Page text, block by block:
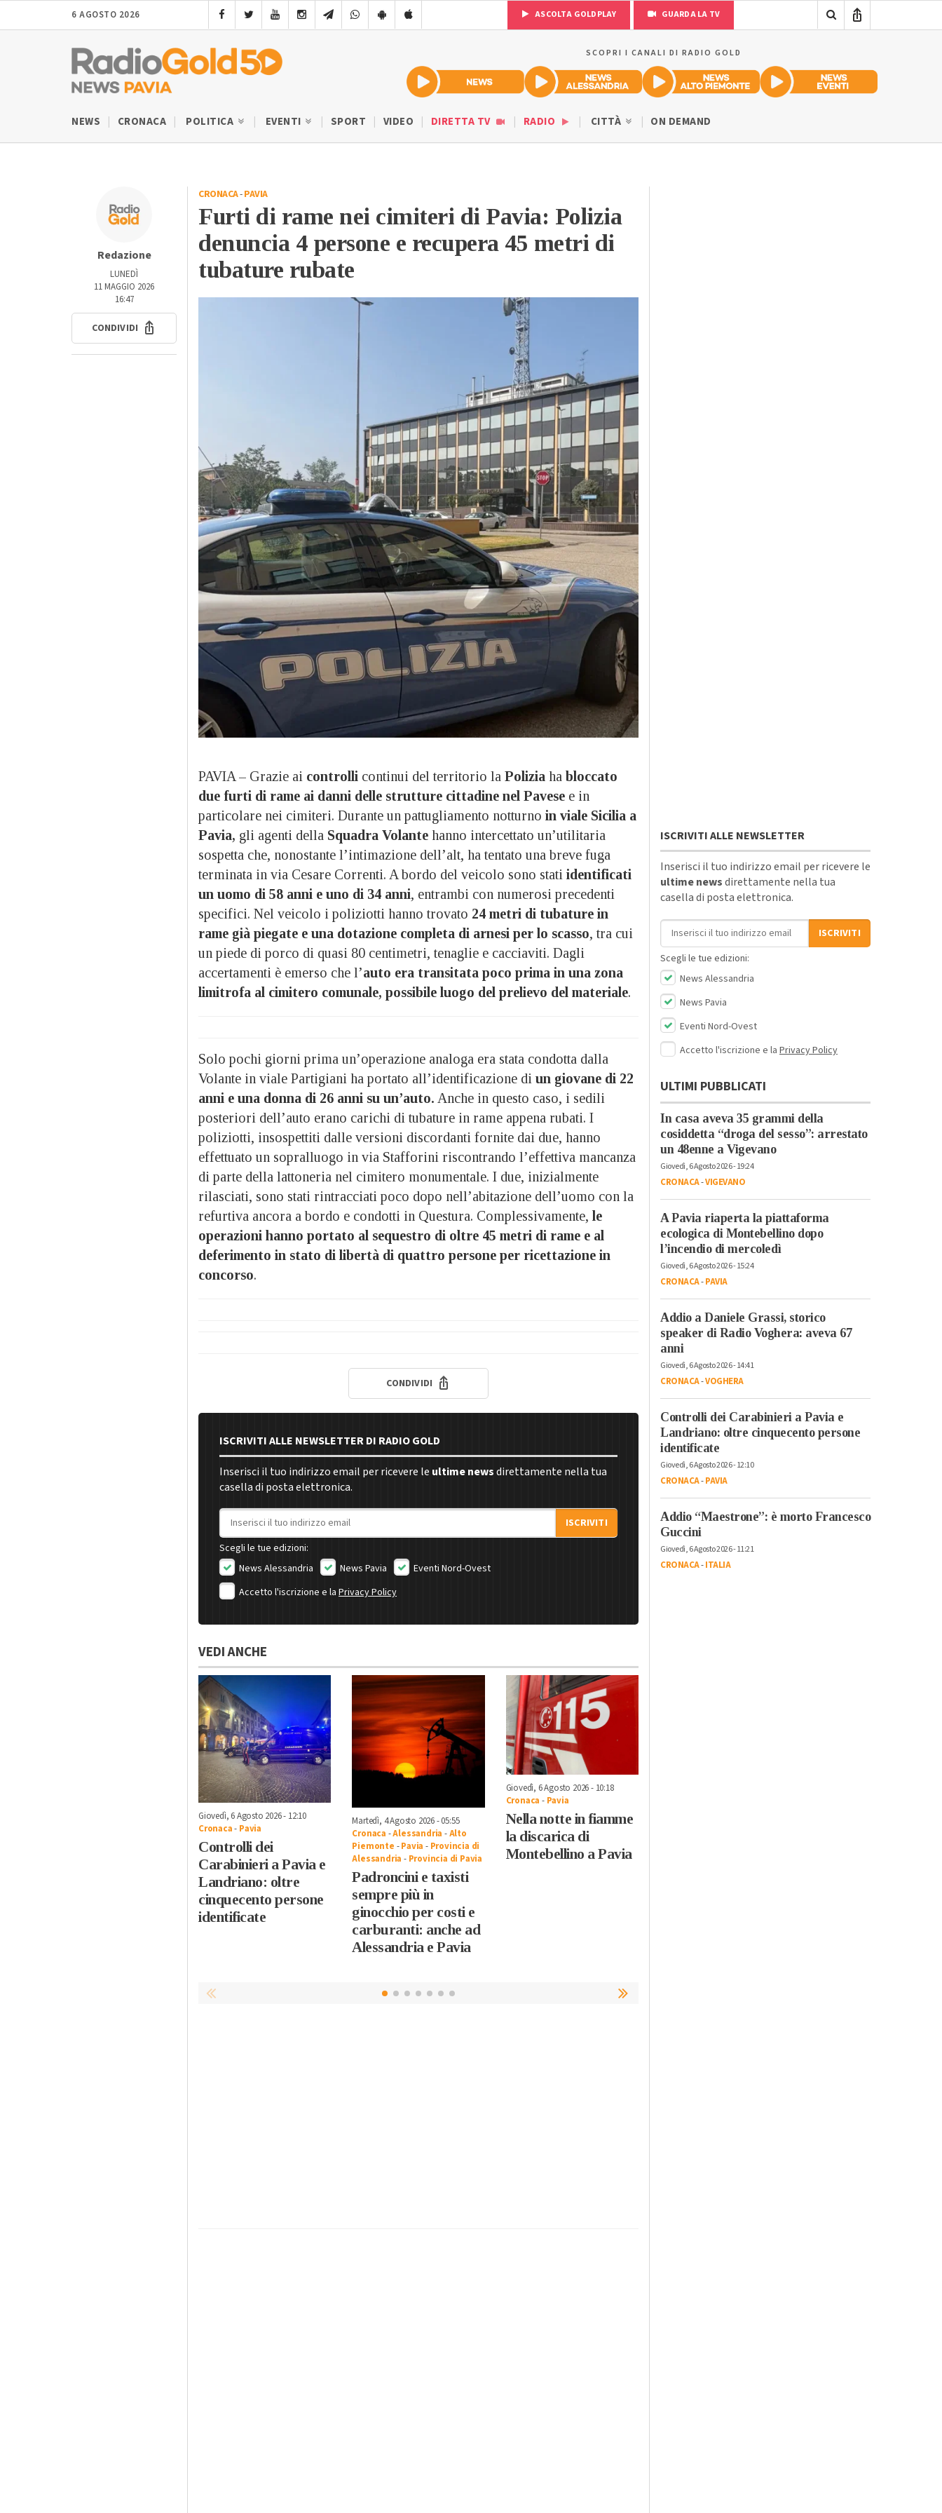
6 AGOSTO 2026 ASCOLTA GOLDPLAY GUARDA LA TV
SCOPRI I CANALI DI RADIO GOLD
NEWS CRONACA POLITICA EVENTI SPORT VIDEO DIRETTA TV RADIO CITTÀ ON DEMAND
Redazione
LUNEDÌ
11 MAGGIO 2026
16:47
CONDIVIDI
CRONACA-PAVIA
Furti di rame nei cimiteri di Pavia: Polizia
denuncia 4 persone e recupera 45 metri di
tubature rubate
PAVIA – Grazie ai controlli continui del territorio la Polizia ha bloccato
due furti di rame ai danni delle strutture cittadine nel Pavese e in
particolare nei cimiteri. Durante un pattugliamento notturno in viale Sicilia a
Pavia, gli agenti della Squadra Volante hanno intercettato un’utilitaria
sospetta che, nonostante l’intimazione dell’alt, ha tentato una breve fuga
terminata in via Cesare Correnti. A bordo del veicolo sono stati identificati
un uomo di 58 anni e uno di 34 anni, entrambi con numerosi precedenti
specifici. Nel veicolo i poliziotti hanno trovato 24 metri di tubature in
rame già piegate e una dotazione completa di arnesi per lo scasso, tra cui
un piede di porco di quasi 80 centimetri, tenaglie e cacciaviti. Dagli
accertamenti è emerso che l’auto era transitata poco prima in una zona
limitrofa al cimitero comunale, possibile luogo del prelievo del materiale.
Solo pochi giorni prima un’operazione analoga era stata condotta dalla
Volante in viale Partigiani ha portato all’identificazione di un giovane di 22
anni e una donna di 26 anni su un’auto. Anche in questo caso, i sedili
posteriori dell’auto erano carichi di tubature in rame appena rubati. I
poliziotti, insospettiti dalle versioni discordanti fornite dai due, hanno
effettuato un sopralluogo in via Stafforini riscontrando l’effettiva mancanza
di parte della lattoneria nel cimitero monumentale. I due, inizialmente
rilasciati, sono stati rintracciati poco dopo nell’abitazione dell’uomo con la
refurtiva ancora a bordo e condotti in Questura. Complessivamente, le
operazioni hanno portato al sequestro di oltre 45 metri di rame e al
deferimento in stato di libertà di quattro persone per ricettazione in
concorso.
CONDIVIDI
ISCRIVITI ALLE NEWSLETTER DI RADIO GOLD
Inserisci il tuo indirizzo email per ricevere le ultime newsdirettamente nella tua
casella di posta elettronica.
Indirizzo email
ISCRIVITI
Scegli le tue edizioni:
News Alessandria
News Pavia
Eventi Nord-Ovest
Accetto l'iscrizione e la Privacy Policy
VEDI ANCHE
Giovedì, 6 Agosto 2026 - 12:10
Cronaca- Pavia
Controlli dei
Carabinieri a Pavia e
Landriano: oltre
cinquecento persone
identificate
Martedì, 4 Agosto 2026 - 05:55
Cronaca -Alessandria -Alto
Piemonte -Pavia - Provincia di
Alessandria - Provincia di Pavia
Padroncini e taxisti
sempre più in
ginocchio per costi e
carburanti: anche ad
Alessandria e Pavia
Giovedì, 6 Agosto 2026 - 10:18
Cronaca - Pavia
Nella notte in fiamme
la discarica di
Montebellino a Pavia
ISCRIVITI ALLE NEWSLETTER
Inserisci il tuo indirizzo email per ricevere le
ultime newsdirettamente nella tua
casella di posta elettronica.
Indirizzo email
ISCRIVITI
Scegli le tue edizioni:
News Alessandria
News Pavia
Eventi Nord-Ovest
Accetto l'iscrizione e la Privacy Policy
ULTIMI PUBBLICATI
In casa aveva 35 grammi della
cosiddetta “droga del sesso”: arrestato
un 48enne a Vigevano
Giovedì, 6 Agosto 2026 - 19:24
CRONACA-VIGEVANO
A Pavia riaperta la piattaforma
ecologica di Montebellino dopo
l’incendio di mercoledì
Giovedì, 6 Agosto 2026 - 15:24
CRONACA-PAVIA
Addio a Daniele Grassi, storico
speaker di Radio Voghera: aveva 67
anni
Giovedì, 6 Agosto 2026 - 14:41
CRONACA-VOGHERA
Controlli dei Carabinieri a Pavia e
Landriano: oltre cinquecento persone
identificate
Giovedì, 6 Agosto 2026 - 12:10
CRONACA-PAVIA
Addio “Maestrone”: è morto Francesco
Guccini
Giovedì, 6 Agosto 2026 - 11:21
CRONACA-ITALIA